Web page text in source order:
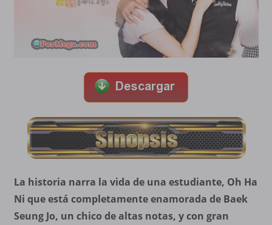
La historia narra la vida de una estudiante, Oh Ha
Ni que está completamente enamorada de Baek
Seung Jo, un chico de altas notas, y con gran